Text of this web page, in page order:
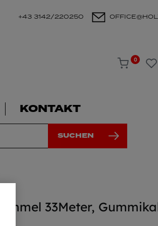
+43 3142/220250
0
KONTAKT
SUCHEN
33Meter,